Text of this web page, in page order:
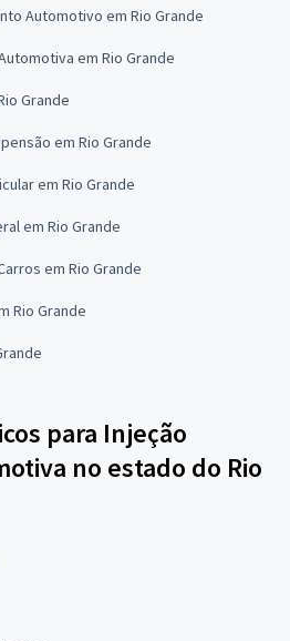
Automotivo em Rio Grande
em Rio Grande
Grande
em Rio Grande
em Rio Grande
em Rio Grande
em Rio Grande
Rio Grande
para Injeção
no estado do Rio